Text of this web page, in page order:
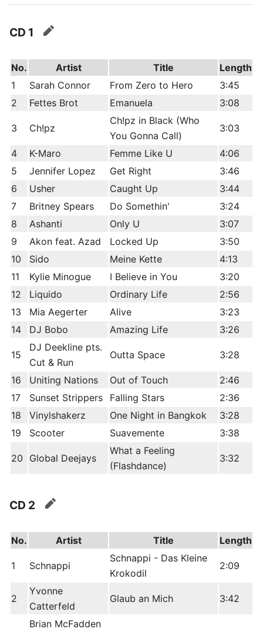
CD 1 edit
No. Artist Title
Length
1
Sarah Connor From Zero to Hero
3:45
2
Fettes Brot Emanuela 3:08
3 Ch!pz
Ch!pz in Black (Who
You Gonna Call)
3:03
4 K-Maro Femme Like U
4:06
5
Jennifer Lopez Get Right
3:46
6
Usher Caught Up
3:44
7
Britney Spears Do Somethin'
3:24
8
Ashanti Only U
3:07
9
Akon feat. Azad Locked Up
3:50
10
Sido Meine Kette
4:13
11
Kylie Minogue I Believe in You
3:20
12
Liquido Ordinary Life
2:56
13
Mia Aegerter Alive
3:23
14
DJ Bobo Amazing Life 3:26
15
DJ Deekline pts.
Cut & Run
Outta Space 3:28
16 Uniting Nations Out of Touch
2:46
17
Sunset Strippers Falling Stars
2:36
18
Vinylshakerz One Night in Bangkok
3:28
19
Scooter Suavemente 3:38
20 Global Deejays
What a Feeling
(Flashdance)
3:32
CD 2 edit
No. Artist Title Length
1 Schnappi
Schnappi - Das Kleine
Krokodil
2:09
2
Yvonne
Catterfeld
Glaub an Mich 3:42
Brian McFadden